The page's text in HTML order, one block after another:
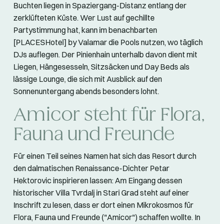
Buchten liegen in Spaziergang-Distanz entlang der
zerklüfteten Küste. Wer Lust auf gechillte
Partystimmung hat, kann im benachbarten
[PLACESHotel] by Valamar die Pools nutzen, wo täglich
DJs auflegen. Der Pinienhain unterhalb davon dient mit
Liegen, Hängesesseln, Sitzsäcken und Day Beds als
lässige Lounge, die sich mit Ausblick auf den
Sonnenuntergang abends besonders lohnt.
Amicor steht für Flora,
Fauna und Freunde
Für einen Teil seines Namen hat sich das Resort durch
den dalmatischen Renaissance-Dichter Petar
Hektorovic inspirieren lassen: Am Eingang dessen
historischer Villa Tvrdalj in Stari Grad steht auf einer
Inschrift zu lesen, dass er dort einen Mikrokosmos für
Flora, Fauna und Freunde ("Amicor") schaffen wollte. In